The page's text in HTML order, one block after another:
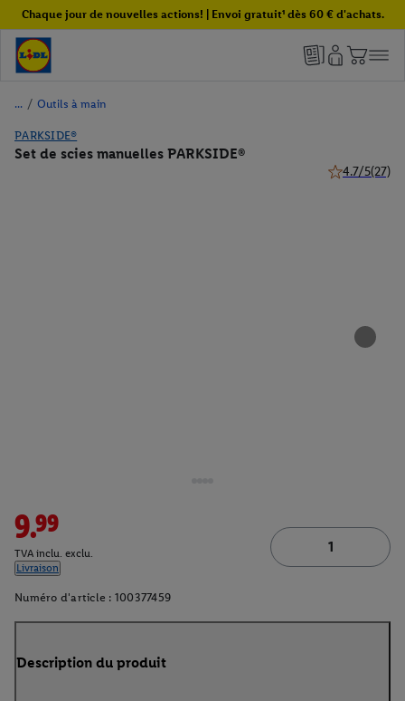
Chaque jour de nouvelles actions! | Envoi gratuit¹ dès 60 € d'achats.
/ Outils à main
PARKSIDE®
Set de scies manuelles PARKSIDE®
4.7/5(27)
9.99
TVA inclu. exclu.
Livraison
Numéro d'article : 100377459
Description du produit